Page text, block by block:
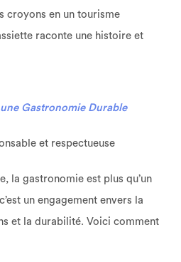
croyons en un tourisme
raconte une histoire et
Gastronomie Durable
et respectueuse
la gastronomie est plus qu’un
un engagement envers la
et la durabilité. Voici comment